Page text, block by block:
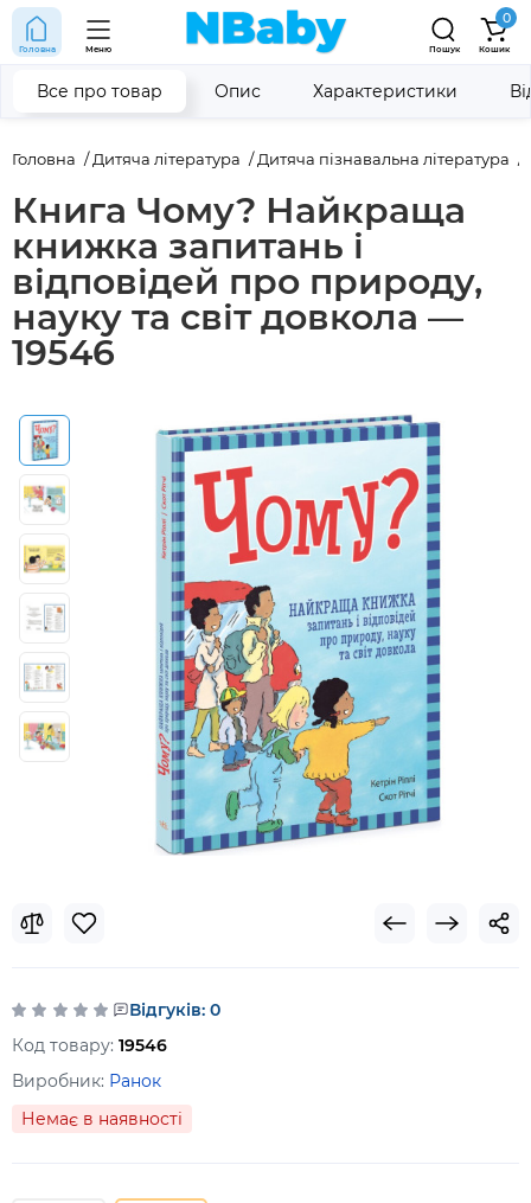
Головна Меню Пошук
0
Кошик
Головна Дитяча література Дитяча пізнавальна література
Книга Чому? Найкраща
книжка запитань і
відповідей про природу,
науку та світ довкола —
19546
Все про товар Опис Характеристики
Відгуків: 0
Код товару: 19546
Виробник: Ранок
Немає в наявності